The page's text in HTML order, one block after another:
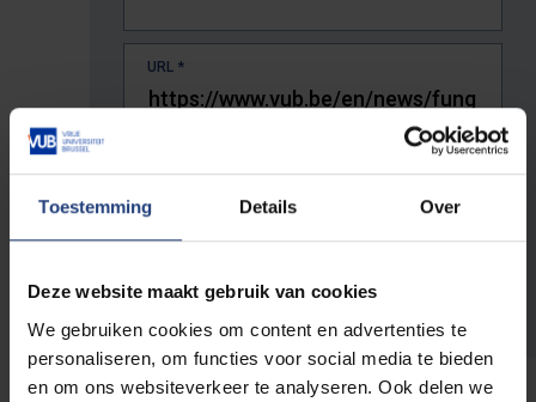
Toestemming Details Over
Deze website maakt gebruik van cookies
We gebruiken cookies om content en advertenties te
personaliseren, om functies voor social media te bieden
en om ons websiteverkeer te analyseren. Ook delen we
URL *
The full URL of the page where you encountered the error.